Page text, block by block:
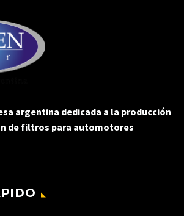
argentina dedicada a la producción
de filtros para automotores